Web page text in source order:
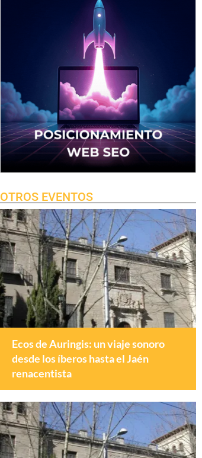
OTROS EVENTOS
Ecos de Auringis: un viaje sonoro
desde los íberos hasta el Jaén
renacentista